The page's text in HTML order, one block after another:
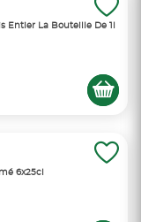
Entier La Bouteille De 1l
6x25cl